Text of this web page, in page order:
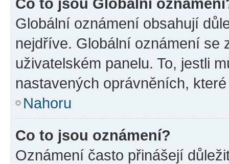
Globální oznámení obsahují
nejdříve. Globální oznámení se
uživatelském panelu. To, jestli
nastavených oprávněních,
Nahoru
Co to jsou oznámení?
Oznámení často přinášejí